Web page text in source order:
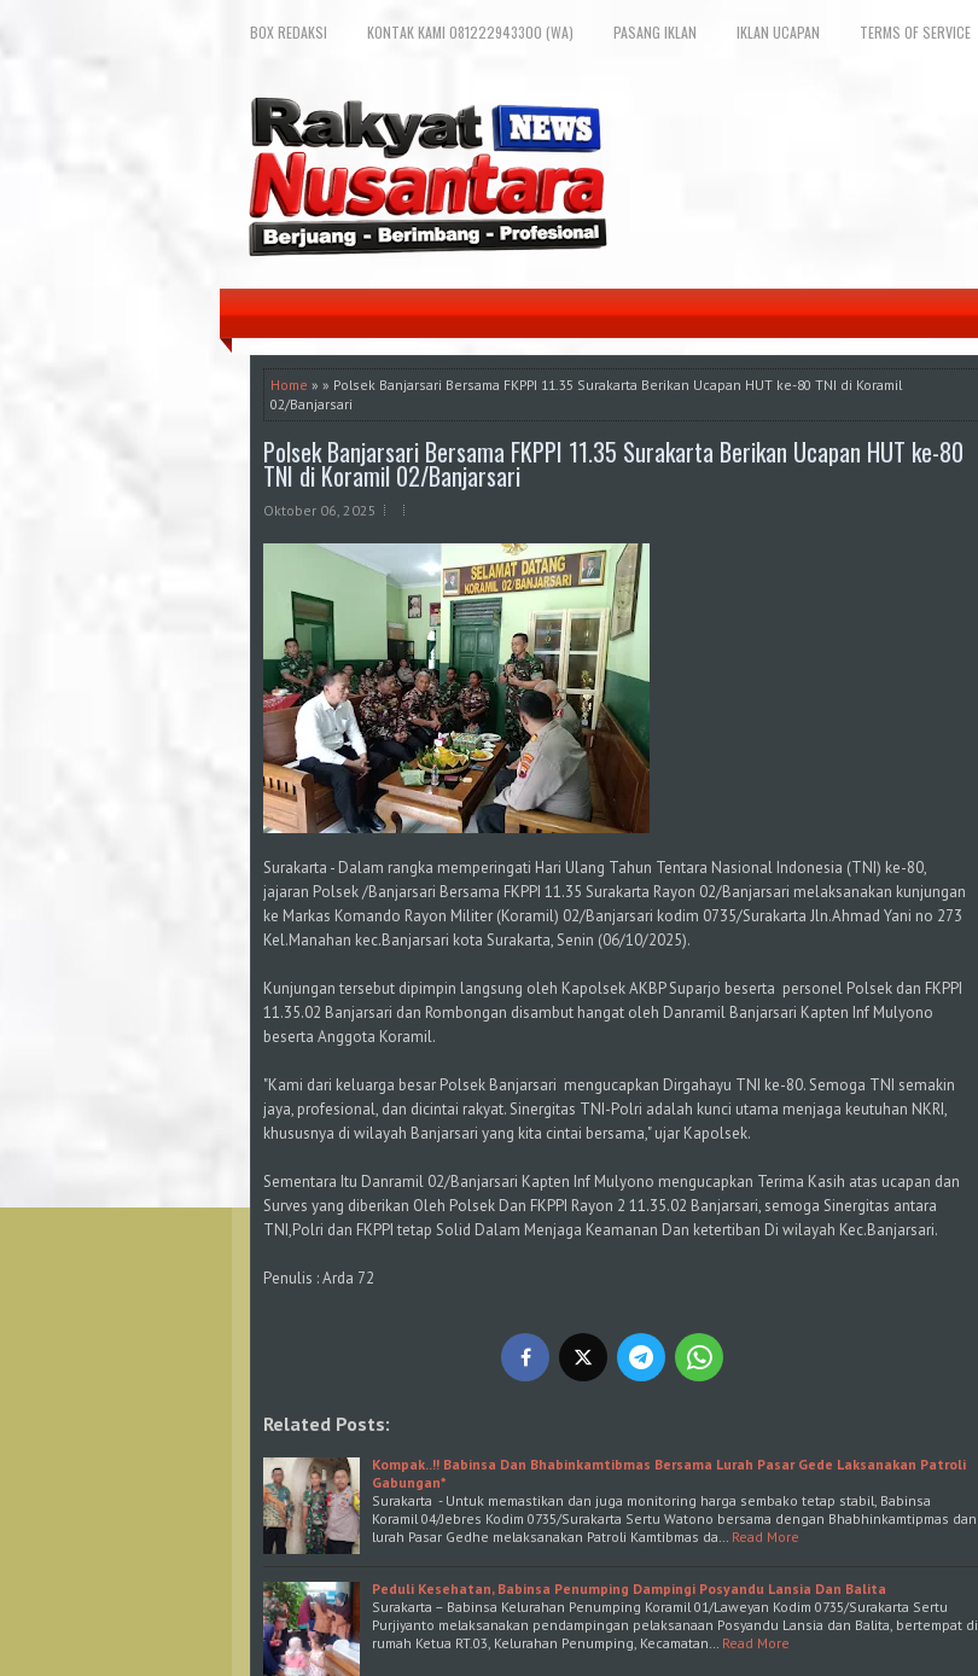
BOX REDAKSI KONTAK KAMI 081222943300 (WA) PASANG IKLAN IKLAN UCAPAN TERMS OF SERVICE
Home » » Polsek Banjarsari Bersama FKPPI 11.35 Surakarta Berikan Ucapan HUT ke-80 TNI di Koramil
02/Banjarsari
Polsek Banjarsari Bersama FKPPI 11.35 Surakarta Berikan Ucapan HUT ke-80
TNI di Koramil 02/Banjarsari
Oktober 06, 2025
Surakarta - Dalam rangka memperingati Hari Ulang Tahun Tentara Nasional Indonesia (TNI) ke-80,
jajaran Polsek /Banjarsari Bersama FKPPI 11.35 Surakarta Rayon 02/Banjarsari melaksanakan kunjungan
ke Markas Komando Rayon Militer (Koramil) 02/Banjarsari kodim 0735/Surakarta Jln.Ahmad Yani no 273
Kel.Manahan kec.Banjarsari kota Surakarta, Senin (06/10/2025).
Kunjungan tersebut dipimpin langsung oleh Kapolsek AKBP Suparjo beserta personel Polsek dan FKPPI
11.35.02 Banjarsari dan Rombongan disambut hangat oleh Danramil Banjarsari Kapten Inf Mulyono
beserta Anggota Koramil.
"Kami dari keluarga besar Polsek Banjarsari mengucapkan Dirgahayu TNI ke-80. Semoga TNI semakin
jaya, profesional, dan dicintai rakyat. Sinergitas TNI-Polri adalah kunci utama menjaga keutuhan NKRI,
khususnya di wilayah Banjarsari yang kita cintai bersama," ujar Kapolsek.
Sementara Itu Danramil 02/Banjarsari Kapten Inf Mulyono mengucapkan Terima Kasih atas ucapan dan
Surves yang diberikan Oleh Polsek Dan FKPPI Rayon 2 11.35.02 Banjarsari, semoga Sinergitas antara
TNI,Polri dan FKPPI tetap Solid Dalam Menjaga Keamanan Dan ketertiban Di wilayah Kec.Banjarsari.
Penulis : Arda 72
Related Posts:
Kompak..!! Babinsa Dan Bhabinkamtibmas Bersama Lurah Pasar Gede Laksanakan Patroli
Gabungan*
Surakarta - Untuk memastikan dan juga monitoring harga sembako tetap stabil, Babinsa
Koramil 04/Jebres Kodim 0735/Surakarta Sertu Watono bersama dengan Bhabhinkamtipmas dan
lurah Pasar Gedhe melaksanakan Patroli Kamtibmas da… Read More
Peduli Kesehatan, Babinsa Penumping Dampingi Posyandu Lansia Dan Balita
Surakarta – Babinsa Kelurahan Penumping Koramil 01/Laweyan Kodim 0735/Surakarta Sertu
Purjiyanto melaksanakan pendampingan pelaksanaan Posyandu Lansia dan Balita, bertempat di
rumah Ketua RT.03, Kelurahan Penumping, Kecamatan… Read More